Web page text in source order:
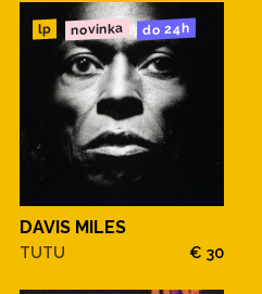
lp novinka do 24h
DAVIS MILES
TUTU € 30